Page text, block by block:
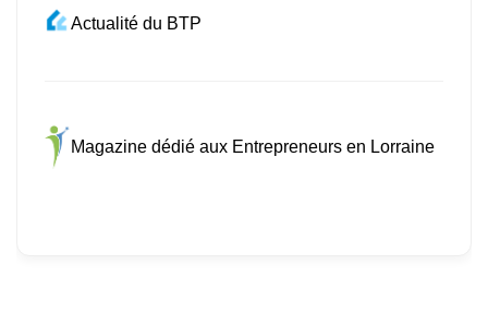
Actualité du BTP
Magazine dédié aux Entrepreneurs en Lorraine